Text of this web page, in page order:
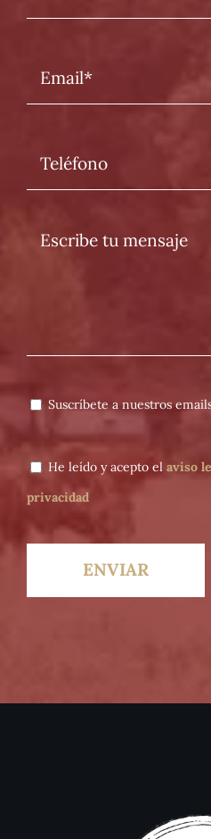
Suscríbete a nuestros
He leído y acepto el aviso
privacidad